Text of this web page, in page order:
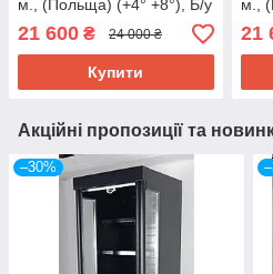
м., (Польща) (+4° +8°), Б/у
21 600 ₴ 24 000 ₴
Купити
м.,
21
Акційні пропозиції та
–30%